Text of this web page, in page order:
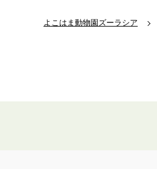
よこはま動物園ズーラシア